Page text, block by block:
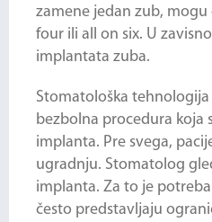
zamene jedan zub,
four ili all on six. U
implantata zuba.
Stomatološka
bezbolna procedura koja
implanta. Pre svega,
ugradnju. Stomatolog
implanta. Za to je
često predstavljaju